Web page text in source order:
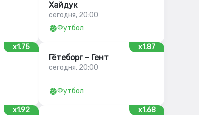
Хайдук
сегодня, 20:00
Футбол
x1.75 x1.87
Гётеборг – Гент
сегодня, 20:00
Футбол
x1.92 x1.68